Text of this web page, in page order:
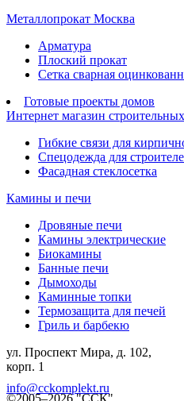
Металлопрокат Москва
Арматура
Плоский прокат
Сетка сварная
Готовые проекты домов
Интернет магазин
Гибкие связи для
Спецодежда для
Фасадная стеклосетка
Камины и печи
Дровяные печи
Камины электрические
Биокамины
Банные печи
Дымоходы
Каминные топки
Термозащита для печей
Гриль и барбекю
ул. Проспект Мира, д. 102,
корп. 1
info@cckomplekt.ru